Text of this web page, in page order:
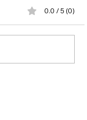
0.0 / 5 (0)